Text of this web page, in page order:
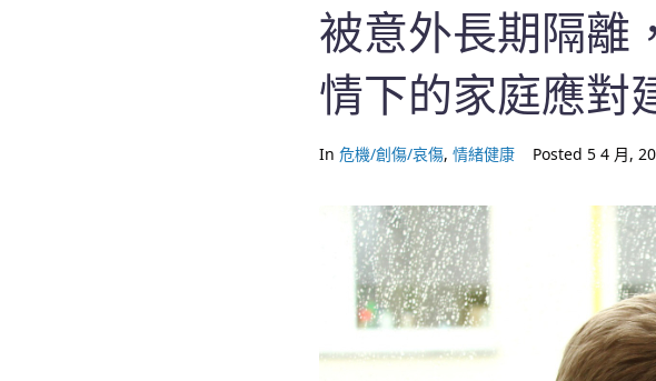
被意外長期隔
情下的家庭應對
In 危機/創傷/哀傷, 情緒健康 Posted 5 4 月,